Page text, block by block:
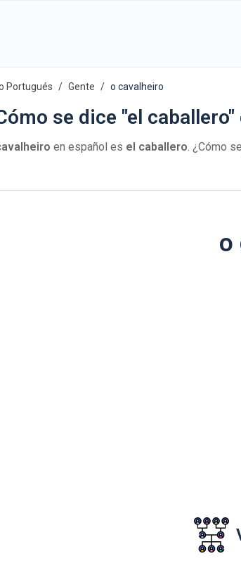
Portugués Gente o cavalheiro
se dice "el
en español es el caballero. ¿Cómo
o